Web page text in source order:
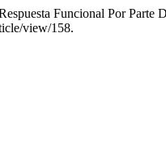
Funcional Por Parte
view/158.